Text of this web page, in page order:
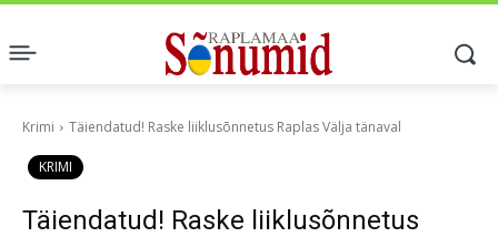
Krimi Täiendatud! Raske liiklusõnnetus Raplas Välja tänaval
KRIMI
Täiendatud! Raske liiklusõnnetus